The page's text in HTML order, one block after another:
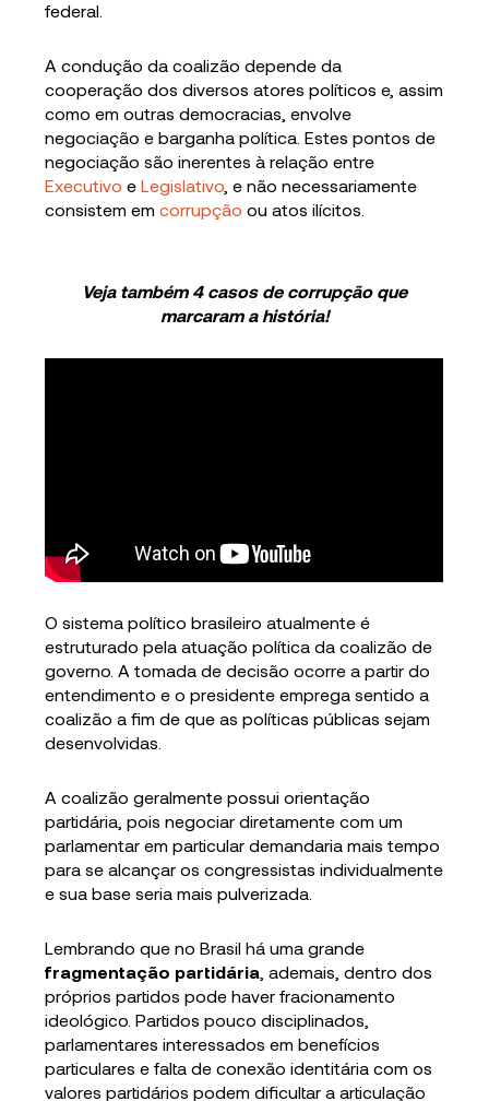
federal.
A condução da coalizão depende da
cooperação dos diversos atores políticos e, assim
como em outras democracias, envolve
negociação e barganha política. Estes pontos de
negociação são inerentes à relação entre
Executivo eLegislativo , e não necessariamente
consistem emcorrupção ou atos ilícitos.
Veja também 4 casos de corrupção que
marcaram a história!
O sistema político brasileiro atualmente é
estruturado pela atuação política da coalizão de
governo. A tomada de decisão ocorre a partir do
entendimento e o presidente emprega sentido a
coalizão a fim de que as políticas públicas sejam
desenvolvidas.
A coalizão geralmente possui orientação
partidária, pois negociar diretamente com um
parlamentar em particular demandaria mais tempo
para se alcançar os congressistas individualmente
e sua base seria mais pulverizada.
Lembrando que no Brasil há uma grande
fragmentação partidária , ademais, dentro dos
próprios partidos pode haver fracionamento
ideológico. Partidos pouco disciplinados,
parlamentares interessados em benefícios
particulares e falta de conexão identitária com os
valores partidários podem dificultar a articulação